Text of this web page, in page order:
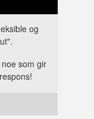
og
som gir